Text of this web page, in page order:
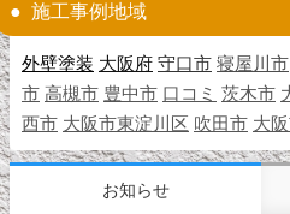
施工事例地域
外壁塗装 大阪府 守口市 寝屋川市
市 高槻市 豊中市 口コミ 茨木市
西市 大阪市東淀川区 吹田市 大
お知らせ